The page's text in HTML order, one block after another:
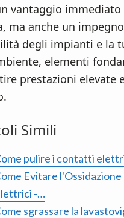
vantaggio
ma anche un
degli impianti e la
elementi
prestazioni elevate
Simili
pulire i contatti
Evitare
-…
sgrassare la